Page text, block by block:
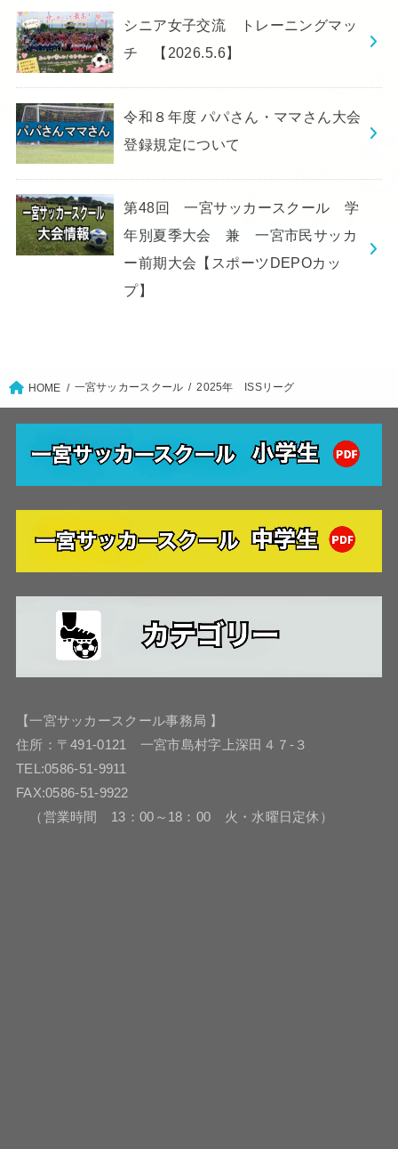
シニア女子交流 トレーニングマッ
チ 【2026.5.6】
令和８年度 パパさん・ママさん大会
登録規定について
第48回 一宮サッカースクール 学
年別夏季大会 兼 一宮市民サッカ
ー前期大会【スポーツDEPOカッ
プ】
HOME 一宮サッカースクール 2025年 ISSリーグ
【一宮サッカースクール事務局 】
住所：〒491-0121 一宮市島村字上深田４７-３
TEL:0586-51-9911
FAX:0586-51-9922
（営業時間 13：00～18：00 火・水曜日定休）